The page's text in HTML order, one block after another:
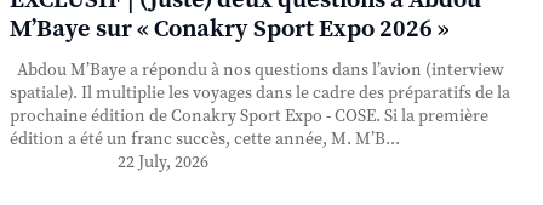
M’Baye sur « Conakry Sport Expo 2026 »
Abdou M’Baye a répondu à nos questions dans l’avion (interview
spatiale). Il multiplie les voyages dans le cadre des préparatifs de la
prochaine édition de Conakry Sport Expo - COSE. Si la première
édition a été un franc succès, cette année, M. M’B...
22 July, 2026